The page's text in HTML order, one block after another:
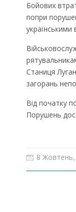
Бойових
попри
українськими
Станиця
загорань
Від початку
Порушень
8